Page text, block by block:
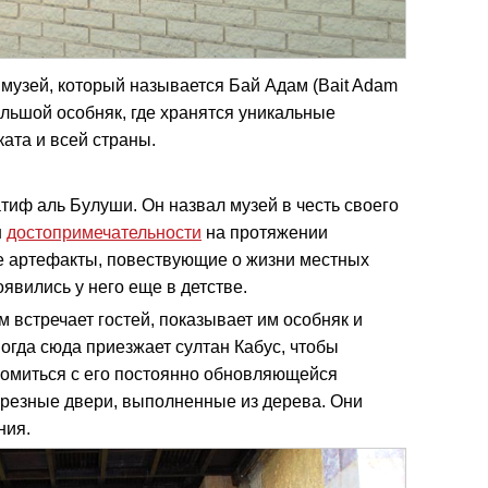
который называется Бай Адам (Bait Adam
особняк, где хранятся уникальные
и всей страны.
аль Булуши. Он назвал музей в честь своего
достопримечательности на протяжении
артефакты, повествующие о жизни местных
у него еще в детстве.
гостей, показывает им особняк и
сюда приезжает султан Кабус, чтобы
с его постоянно обновляющейся
двери, выполненные из дерева. Они